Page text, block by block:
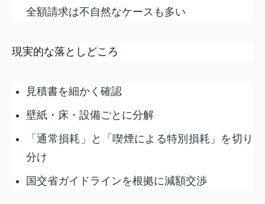
全額請求は不自然なケースも多い
現実的な落としどころ
見積書を細かく確認
壁紙・床・設備ごとに分解
「通常損耗」と「喫煙による特別損耗」を切り
分け
国交省ガイドラインを根拠に減額交渉